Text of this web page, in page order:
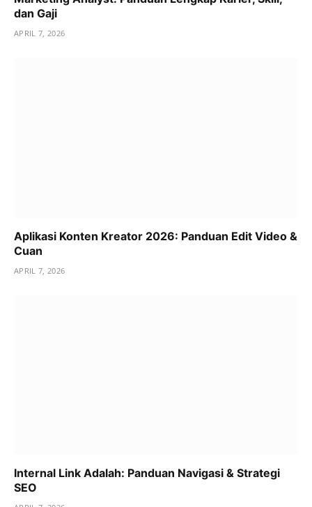
dan Gaji
APRIL 7, 2026
Aplikasi Konten Kreator 2026: Panduan Edit Video &
Cuan
APRIL 7, 2026
Internal Link Adalah: Panduan Navigasi & Strategi
SEO